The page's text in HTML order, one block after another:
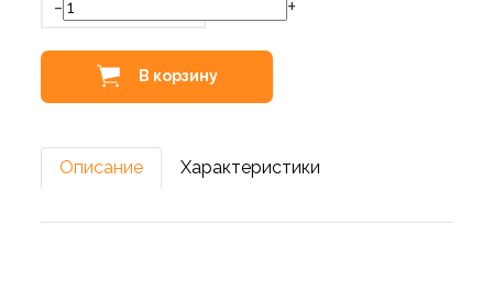
- +
В корзину
Описание Характеристики